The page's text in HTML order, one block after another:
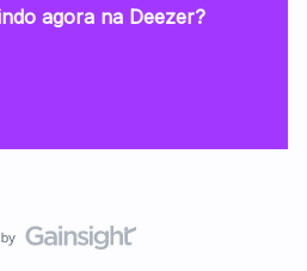
agora na Deezer?